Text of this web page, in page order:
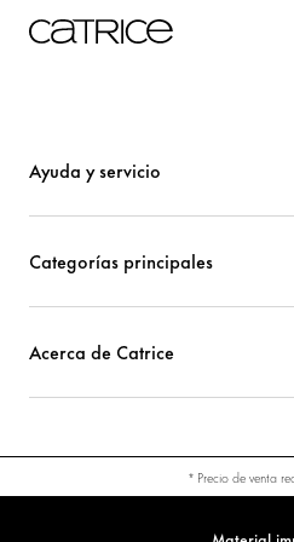
Ayuda y servicio
Categorías principales
Acerca de Catrice
* Precio de venta